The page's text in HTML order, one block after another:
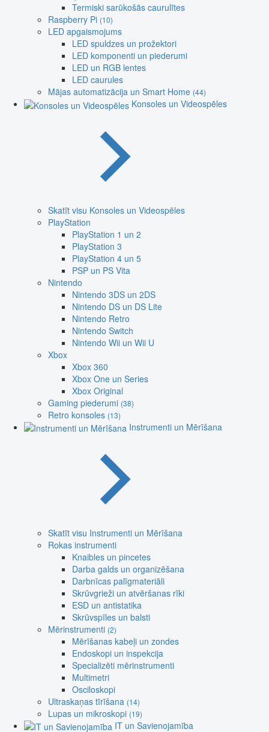
Termiski sarūkošās caurulītes
Raspberry Pi (10)
LED apgaismojums
LED spuldzes un prožektori
LED komponenti un piederumi
LED un RGB lentes
LED caurules
Mājas automatizācija un Smart Home (44)
Konsoles un Videospēles
Skatīt visu Konsoles un Videospēles
PlayStation
PlayStation 1 un 2
PlayStation 3
PlayStation 4 un 5
PSP un PS Vita
Nintendo
Nintendo 3DS un 2DS
Nintendo DS un DS Lite
Nintendo Retro
Nintendo Switch
Nintendo Wii un Wii U
Xbox
Xbox 360
Xbox One un Series
Xbox Original
Gaming piederumi (38)
Retro konsoles (13)
Instrumenti un Mērīšana
Skatīt visu Instrumenti un Mērīšana
Rokas instrumenti
Knaibles un pincetes
Darba galds un organizēšana
Darbnīcas palīgmateriāli
Skrūvgrieži un atvēršanas rīki
ESD un antistatika
Skrūvspīles un balsti
Mērinstrumenti (2)
Mērīšanas kabeļi un zondes
Endoskopi un inspekcija
Specializēti mērinstrumenti
Multimetri
Osciloskopi
Ultraskaņas tīrīšana (14)
Lupas un mikroskopi (19)
IT un Savienojamība